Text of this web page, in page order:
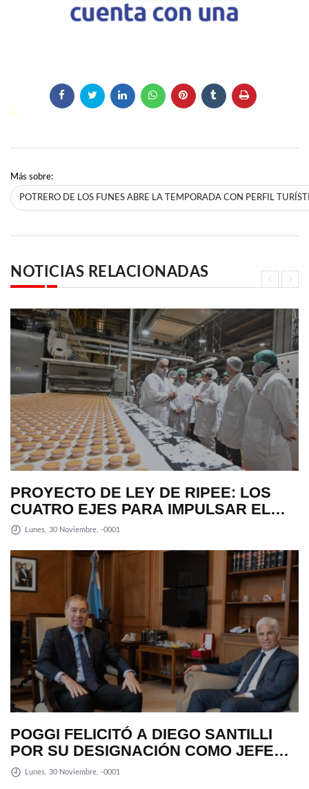
Más sobre:
POTRERO DE LOS FUNES ABRE LA TEMPORADA CON PERFIL
NOTICIAS RELACIONADAS
PROYECTO DE LEY DE RIPEE: LOS
CUATRO EJES PARA IMPULSAR EL
DESARROLLO PRODUCTIVO EN LA
Lunes, 30 Noviembre, -0001
POGGI FELICITÓ A DIEGO SANTILLI
POR SU DESIGNACIÓN COMO JEFE
DE GABINETE
Lunes, 30 Noviembre, -0001